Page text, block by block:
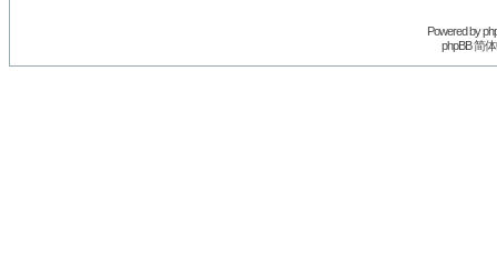
Powered by
phpBB 简